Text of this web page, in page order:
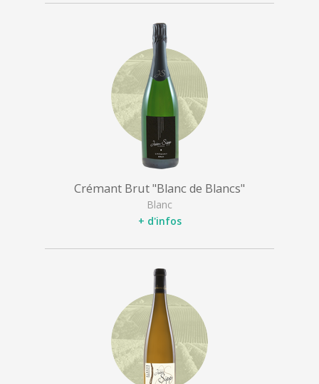
Crémant Brut "Blanc de Blancs"
Blanc
+ d'infos